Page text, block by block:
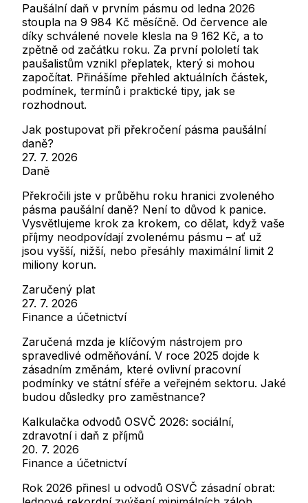
Paušální daň v prvním pásmu od ledna 2026
stoupla na 9 984 Kč měsíčně. Od července ale
díky schválené novele klesla na 9 162 Kč, a to
zpětně od začátku roku. Za první pololetí tak
paušalistům vznikl přeplatek, který si mohou
započítat. Přinášíme přehled aktuálních částek,
podmínek, termínů i praktické tipy, jak se
rozhodnout.
Jak postupovat při překročení pásma paušální
daně?
27. 7. 2026
Daně
Překročili jste v průběhu roku hranici zvoleného
pásma paušální daně? Není to důvod k panice.
Vysvětlujeme krok za krokem, co dělat, když vaše
příjmy neodpovídají zvolenému pásmu – ať už
jsou vyšší, nižší, nebo přesáhly maximální limit 2
miliony korun.
Zaručený plat
27. 7. 2026
Finance a účetnictví
Zaručená mzda je klíčovým nástrojem pro
spravedlivé odměňování. V roce 2025 dojde k
zásadním změnám, které ovlivní pracovní
podmínky ve státní sféře a veřejném sektoru. Jaké
budou důsledky pro zaměstnance?
Kalkulačka odvodů OSVČ 2026: sociální,
zdravotní i daň z příjmů
20. 7. 2026
Finance a účetnictví
Rok 2026 přinesl u odvodů OSVČ zásadní obrat: